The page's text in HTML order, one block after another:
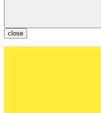
close